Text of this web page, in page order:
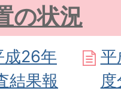
の状況
成26年
結果報
平